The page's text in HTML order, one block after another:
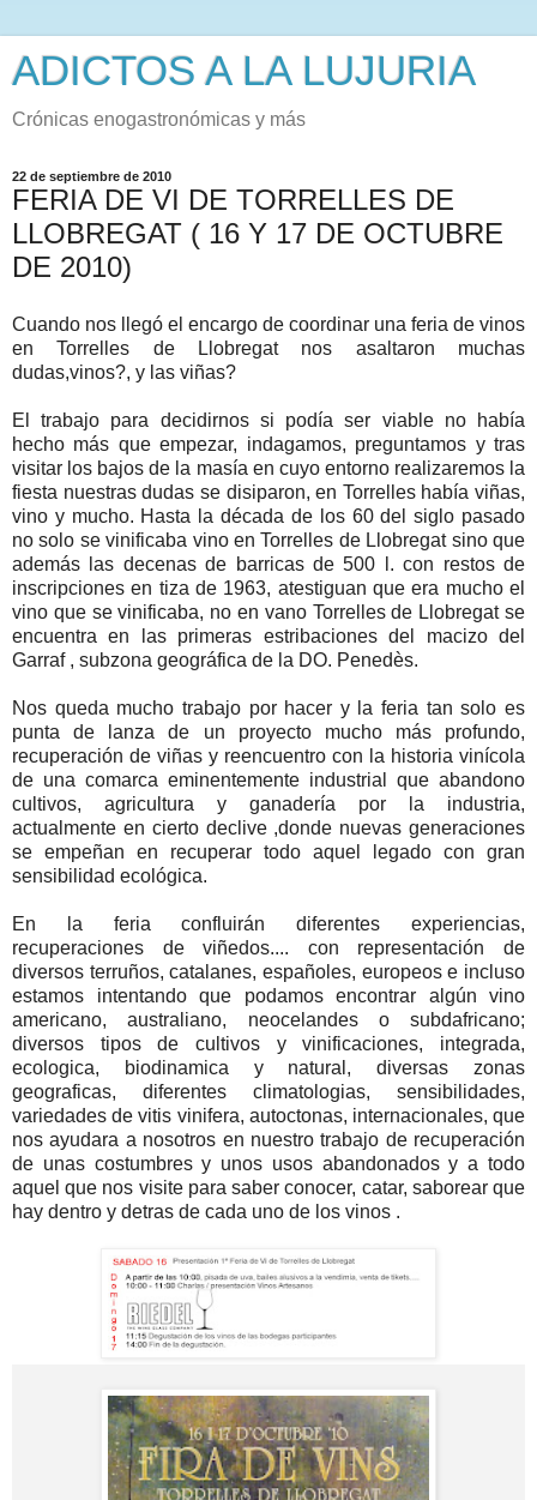
ADICTOS A LA LUJURIA
Crónicas enogastronómicas y más
22 de septiembre de 2010
FERIA DE VI DE TORRELLES DE
LLOBREGAT ( 16 Y 17 DE OCTUBRE
DE 2010)
Cuando nos llegó el encargo de coordinar una feria de vinos
en Torrelles de Llobregat nos asaltaron muchas
dudas,vinos?, y las viñas?
El trabajo para decidirnos si podía ser viable no había
hecho más que empezar, indagamos, preguntamos y tras
visitar los bajos de la masía en cuyo entorno realizaremos la
fiesta nuestras dudas se disiparon, en Torrelles había viñas,
vino y mucho. Hasta la década de los 60 del siglo pasado
no solo se vinificaba vino en Torrelles de Llobregat sino que
además las decenas de barricas de 500 l. con restos de
inscripciones en tiza de 1963, atestiguan que era mucho el
vino que se vinificaba, no en vano Torrelles de Llobregat se
encuentra en las primeras estribaciones del macizo del
Garraf , subzona geográfica de la DO. Penedès.
Nos queda mucho trabajo por hacer y la feria tan solo es
punta de lanza de un proyecto mucho más profundo,
recuperación de viñas y reencuentro con la historia vinícola
de una comarca eminentemente industrial que abandono
cultivos, agricultura y ganadería por la industria,
actualmente en cierto declive ,donde nuevas generaciones
se empeñan en recuperar todo aquel legado con gran
sensibilidad ecológica.
En la feria confluirán diferentes experiencias,
recuperaciones de viñedos.... con representación de
diversos terruños, catalanes, españoles, europeos e incluso
estamos intentando que podamos encontrar algún vino
americano, australiano, neocelandes o subdafricano;
diversos tipos de cultivos y vinificaciones, integrada,
ecologica, biodinamica y natural, diversas zonas
geograficas, diferentes climatologias, sensibilidades,
variedades de vitis vinifera, autoctonas, internacionales, que
nos ayudara a nosotros en nuestro trabajo de recuperación
de unas costumbres y unos usos abandonados y a todo
aquel que nos visite para saber conocer, catar, saborear que
hay dentro y detras de cada uno de los vinos .